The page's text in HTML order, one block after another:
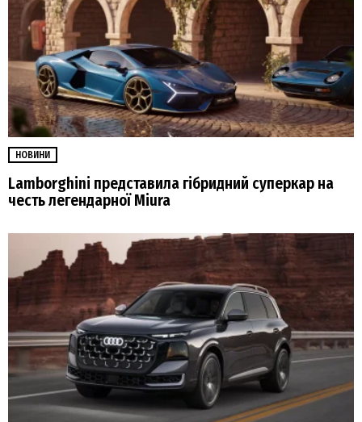
НОВИНИ
Lamborghini представила гібридний суперкар на
честь легендарної Miura